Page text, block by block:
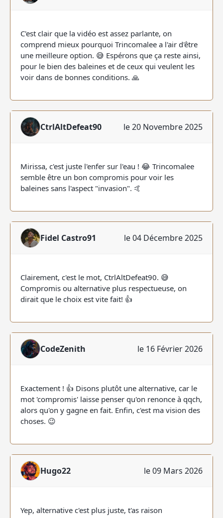
C'est clair que la vidéo est assez parlante, on
comprend mieux pourquoi Trincomalee a l'air d'être
une meilleure option. 😅 Espérons que ça reste ainsi,
pour le bien des baleines et de ceux qui veulent les
voir dans de bonnes conditions. 🙏
CtrlAltDefeat90 le 20 Novembre 2025
Mirissa, c'est juste l'enfer sur l'eau ! 😂 Trincomalee
semble être un bon compromis pour voir les
baleines sans l'aspect "invasion". 🤙
Fidel Castro91 le 04 Décembre 2025
Clairement, c'est le mot, CtrlAltDefeat90. 😅
Compromis ou alternative plus respectueuse, on
dirait que le choix est vite fait! 👍
CodeZenith le 16 Février 2026
Exactement ! 👍 Disons plutôt une alternative, car le
mot 'compromis' laisse penser qu'on renonce à qqch,
alors qu'on y gagne en fait. Enfin, c'est ma vision des
choses. 😉
Hugo22 le 09 Mars 2026
Yep, alternative c'est plus juste, t'as raison